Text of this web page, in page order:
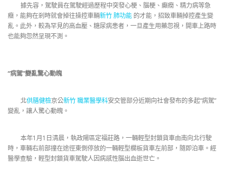
據先容，駕駛員在駕駛經過歷程中突發心梗、腦梗、癲癇、精力病等急
癥，能夠在剎時就會掉往操控車輛新竹 肺功能 的才能，招致車輛掉控產生變
亂。此外，較為罕見的高血壓、糖尿病患者，一旦產生用藥忽視，開車上路時
也能夠忽然呈現不測。
“病駕”變亂驚心動魄
北供膳健檢京公新竹 職業醫學科安交管部分近期向社會發布的多起“病駕”
變亂，讓人驚心動魄。
本年1月1日清晨，執政陽區定福莊路，一輛輕型封鎖貨車由南向北行駛
時，車輛右前部撞在途徑東側停放的一輛輕型欄板貨車左前部，隨即泊車。經
醫學查驗，輕型封鎖貨車駕駛人因病感性腦出血逝世亡。